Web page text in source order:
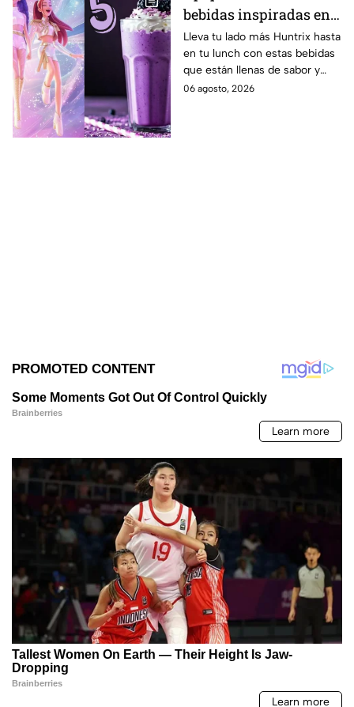
bebidas inspiradas en
las guerreras Huntrix
para llevar a la escuela
este regreso a clases
2026; son saludables y
Lleva tu lado más Huntrix hasta
en tu lunch con estas bebidas
que están llenas de sabor y
frescura.
06 agosto, 2026